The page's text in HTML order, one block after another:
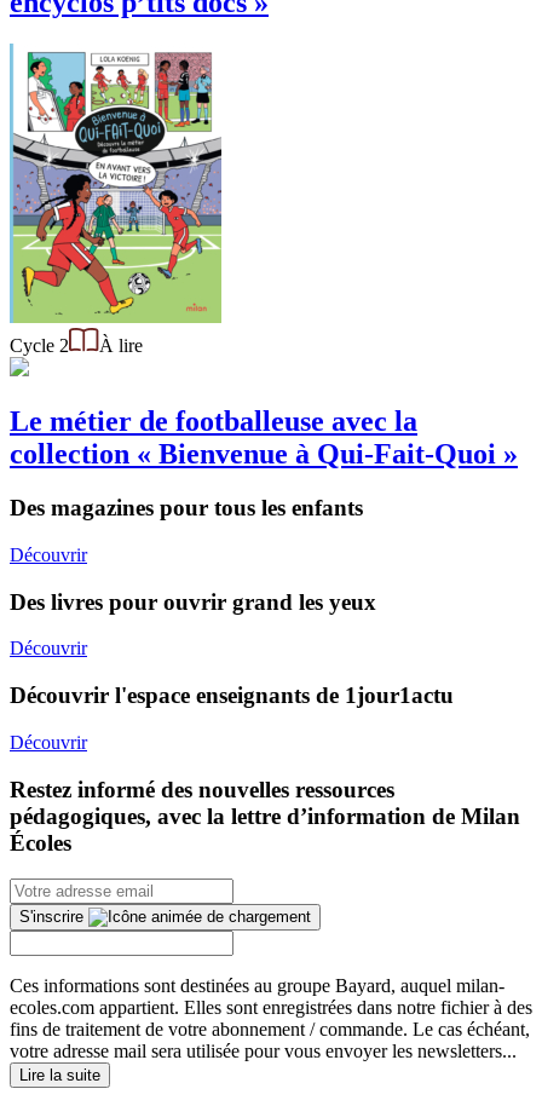
Cycle 2 À lire
Le métier de footballeuse avec la
collection « Bienvenue à Qui-Fait-Quoi »
Des magazines pour tous les enfants
Découvrir
Des livres pour ouvrir grand les yeux
Découvrir
Découvrir l'espace enseignants de 1jour1actu
Découvrir
Restez informé des nouvelles ressources
pédagogiques, avec la lettre d’information de Milan
Écoles
S'inscrire
Ces informations sont destinées au groupe Bayard, auquel milan-
ecoles.com appartient. Elles sont enregistrées dans notre fichier à des
fins de traitement de votre abonnement / commande. Le cas échéant,
votre adresse mail sera utilisée pour vous envoyer les newsletters...
Lire la suite